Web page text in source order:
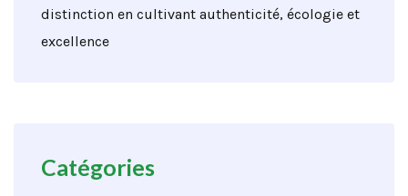
distinction en cultivant authenticité, écologie et
excellence
Catégories